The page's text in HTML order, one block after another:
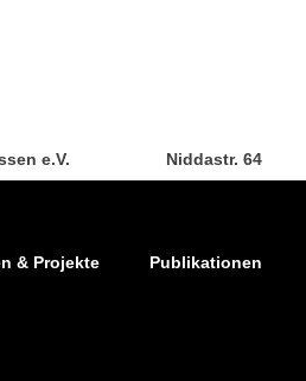
e.V. Niddastr. 64
& Projekte Publikationen